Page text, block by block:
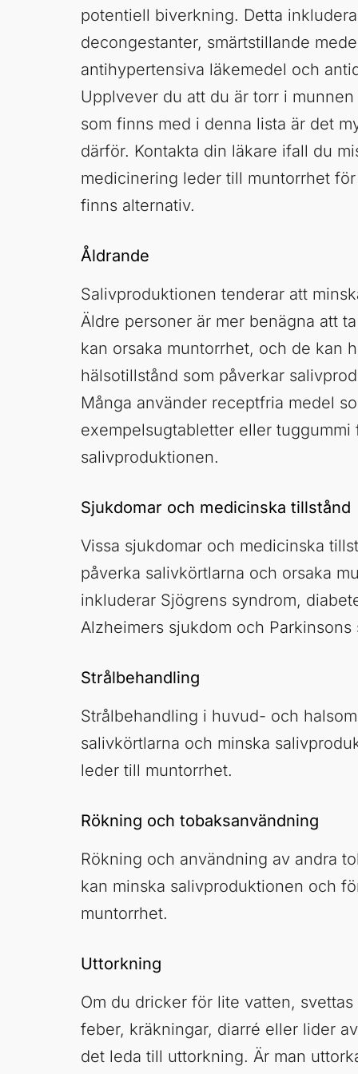
potentiell biverkning. Detta
decongestanter, smärtstillande
antihypertensiva läkemedel och
Upplvever du att du är torr i
som finns med i denna lista är det
därför. Kontakta din läkare ifall du
medicinering leder till muntorrhet
finns alternativ.
Åldrande
Salivproduktionen tenderar att
Äldre personer är mer benägna att
kan orsaka muntorrhet, och de kan
hälsotillstånd som påverkar
Många använder receptfria medel
exempelsugtabletter eller tuggummi
salivproduktionen.
Sjukdomar och medicinska tillstånd
Vissa sjukdomar och medicinska
påverka salivkörtlarna och orsaka
inkluderar Sjögrens syndrom,
Alzheimers sjukdom och Parkinsons
Strålbehandling
Strålbehandling i huvud- och
salivkörtlarna och minska
leder till muntorrhet.
Rökning och tobaksanvändning
Rökning och användning av andra
kan minska salivproduktionen och
muntorrhet.
Uttorkning
Om du dricker för lite vatten,
feber, kräkningar, diarré eller lider
det leda till uttorkning. Är man